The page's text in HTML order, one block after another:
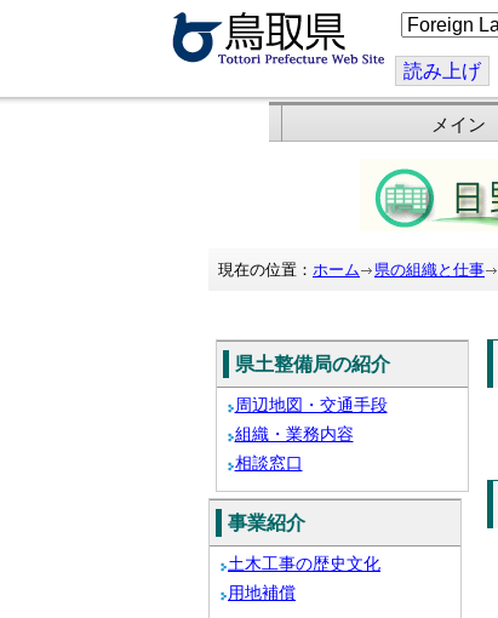
こ
の
ジ
を
訳
る
読み上げ
メイン
現在の位置： ホーム 県の組織と仕事
県土整備局の紹介
周辺地図・交通手段
組織・業務内容
相談窓口
事業紹介
土木工事の歴史文化
用地補償